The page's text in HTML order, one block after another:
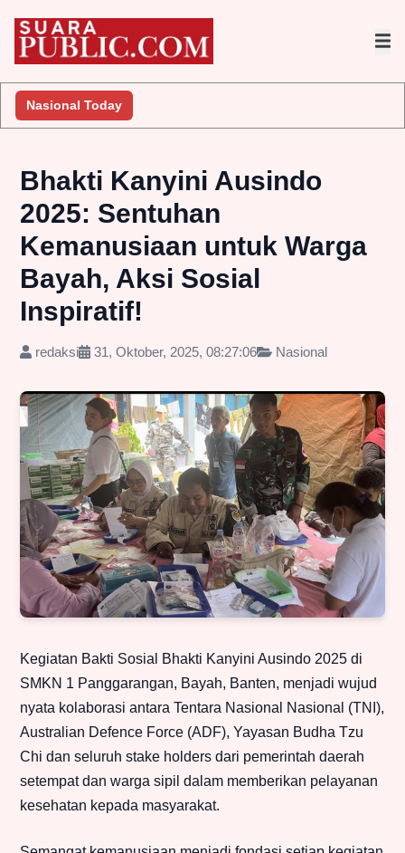
Nasional Today
Penyelidikan
Bhakti Kanyini Ausindo
2025: Sentuhan
Kemanusiaan untuk Warga
Bayah, Aksi Sosial
Inspiratif!
redaksi 31, Oktober, 2025, 08:27:06 Nasional
Kegiatan Bakti Sosial Bhakti Kanyini Ausindo 2025 di
SMKN 1 Panggarangan, Bayah, Banten, menjadi wujud
nyata kolaborasi antara Tentara Nasional Nasional (TNI),
Australian Defence Force (ADF), Yayasan Budha Tzu
Chi dan seluruh stake holders dari pemerintah daerah
setempat dan warga sipil dalam memberikan pelayanan
kesehatan kepada masyarakat.